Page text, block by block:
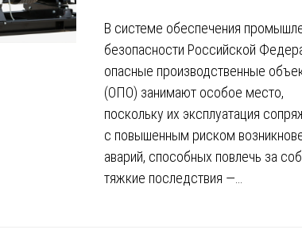
В системе обеспечения
безопасности Российской
опасные производственные
(ОПО) занимают особое место,
поскольку их эксплуатация
с повышенным риском
аварий, способных повлечь за
тяжкие последствия —…